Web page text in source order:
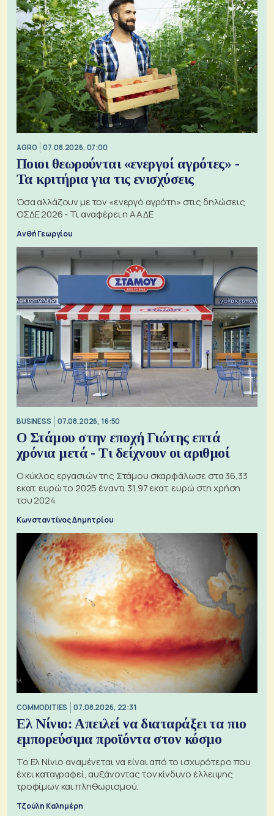
AGRO 07.08.2026, 07:00
Ποιοι θεωρούνται «ενεργοί αγρότες» -
Τα κριτήρια για τις ενισχύσεις
Όσα αλλάζουν με τον «ενεργό αγρότη» στις δηλώσεις
ΟΣΔΕ 2026 - Τι αναφέρει η ΑΑΔΕ
Ανθή Γεωργίου
BUSINESS 07.08.2026, 16:50
Ο Στάμου στην εποχή Γιώτης επτά
χρόνια μετά - Τι δείχνουν οι αριθμοί
Ο κύκλος εργασιών της Στάμου σκαρφάλωσε στα 36,33
εκατ. ευρώ το 2025 έναντι 31,97 εκατ. ευρώ στη χρήση
του 2024
Κωνσταντίνος Δημητρίου
COMMODITIES 07.08.2026, 22:31
Ελ Νίνιο: Απειλεί να διαταράξει τα πιο
εμπορεύσιμα προϊόντα στον κόσμο
Το Ελ Νίνιο αναμένεται να είναι από το ισχυρότερο που
έχει καταγραφεί, αυξάνοντας τον κίνδυνο έλλειψης
τροφίμων και πληθωρισμού.
Τζούλη Καλημέρη